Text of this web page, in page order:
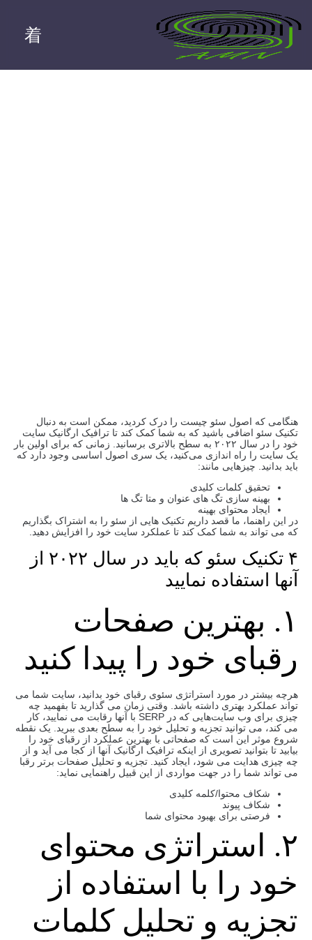
هنگامی که اصول سئو چیست را درک کردید، ممکن است به دنبال
تکنیک سئو اضافی باشید که به شما کمک کند تا ترافیک ارگانیک سایت
خود را در سال ۲۰۲۲ به سطح بالاتری برسانید. زمانی که برای اولین بار
یک سایت را راه ‌اندازی می‌کنید، یک سری اصول اساسی وجود دارد که
باید بدانید. چیزهایی مانند:
تحقیق کلمات کلیدی
بهینه سازی تگ های عنوان و متا تگ ها
ایجاد محتوای بهینه
در این راهنما، ما قصد داریم تکنیک هایی از سئو را به اشتراک بگذاریم
که می تواند به شما کمک کند تا عملکرد سایت خود را افزایش دهید.
۴ تکنیک سئو که باید در سال ۲۰۲۲ از
آنها استفاده نمایید
۱. بهترین صفحات
رقبای خود را پیدا کنید
هرچه بیشتر در مورد استراتژی سئوی رقبای خود بدانید، سایت شما می
تواند عملکرد بهتری داشته باشد. وقتی زمان می‌ گذارید تا بفهمید چه
چیزی برای وب‌ سایت‌هایی که در SERP با آنها رقابت می‌ نمایید، کار
می ‌کند، می ‌توانید تجزیه و تحلیل خود را به سطح بعدی ببرید. یک نقطه
شروع موثر این است که صفحاتی با بهترین عملکرد از رقبای خود را
بیابید تا بتوانید تصویری از اینکه ترافیک ارگانیک آنها از کجا می آید و از
چه چیزی هدایت می شود، ایجاد کنید. تجزیه و تحلیل صفحات برتر رقبا
می تواند شما را در جهت مواردی از این قبیل راهنمایی نماید:
شکاف محتوا/کلمه کلیدی
شکاف پیوند
فرصتی برای بهبود محتوای شما
۲. استراتژی محتوای
خود را با استفاده از
تجزیه و تحلیل کلمات